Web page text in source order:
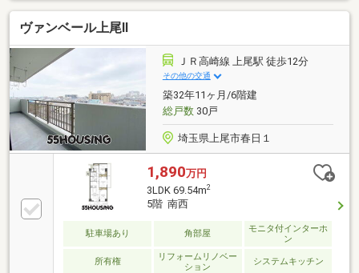
ヴァンベール上尾Ⅱ
ＪＲ高崎線 上尾駅 徒歩12分
その他の交通
築32年11ヶ月/6階建
総戸数30戸
埼玉県上尾市春日１
1,890万円
3LDK 69.54m2
5階 南西
駐車場あり 角部屋
モニタ付インターホ
ン
所有権
リフォームリノベー
ション
システムキッチン